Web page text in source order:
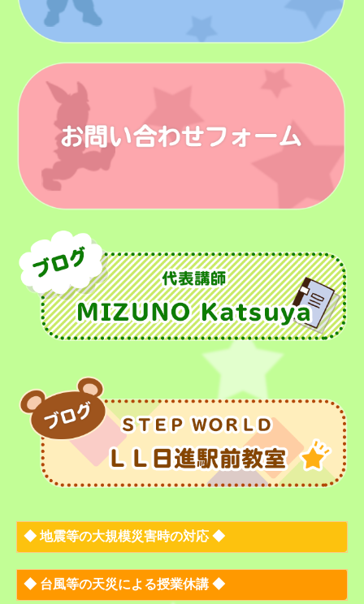
◆ 地震等の大規模災害時の対応 ◆
◆ 台風等の天災による授業休講 ◆